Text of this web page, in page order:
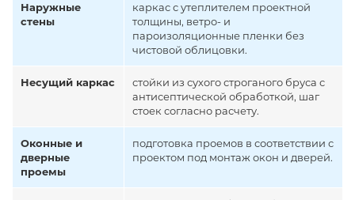
Наружные
стены
каркас с утеплителем проектной
толщины, ветро- и
пароизоляционные пленки без
чистовой облицовки.
Несущий каркас
стойки из сухого строганого бруса с
антисептической обработкой, шаг
стоек согласно расчету.
Оконные и
дверные
проемы
подготовка проемов в соответствии с
проектом под монтаж окон и дверей.